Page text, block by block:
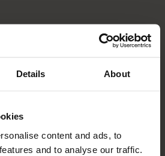
Details About
content and ads, to
and to analyse our traffic.